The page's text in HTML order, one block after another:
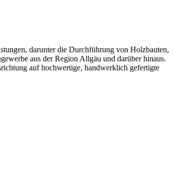
darunter die Durchführung von Holzbauten,
aus der Region Allgäu und darüber hinaus.
auf hochwertige, handwerklich gefertigte